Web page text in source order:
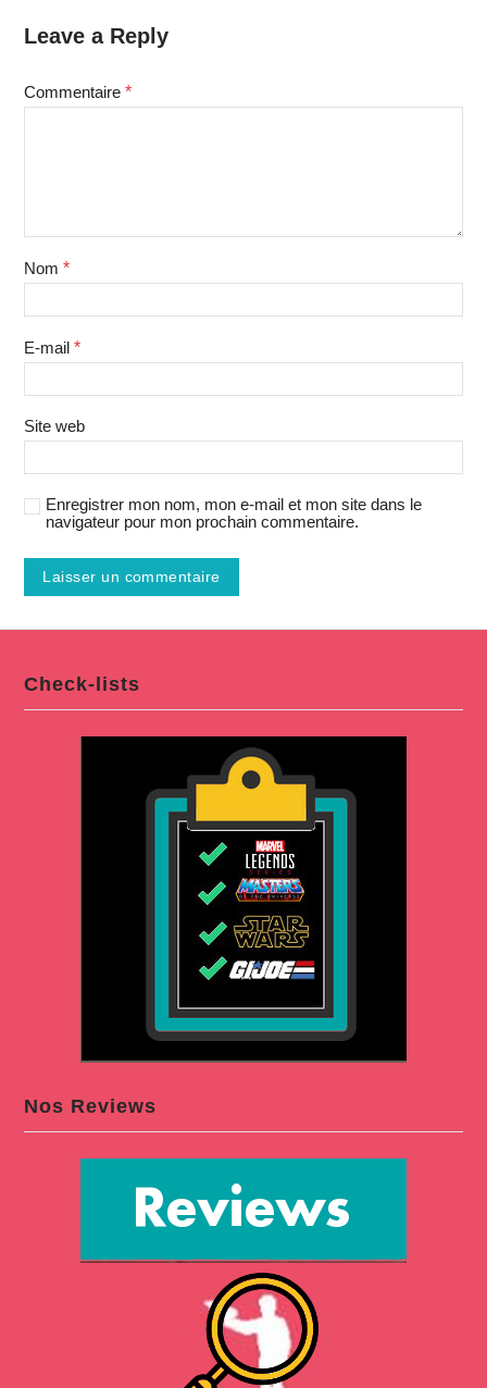
Leave a Reply
Commentaire *
Nom *
E-mail *
Site web
Enregistrer mon nom, mon e-mail et mon site dans le
navigateur pour mon prochain commentaire.
Check-lists
Nos Reviews